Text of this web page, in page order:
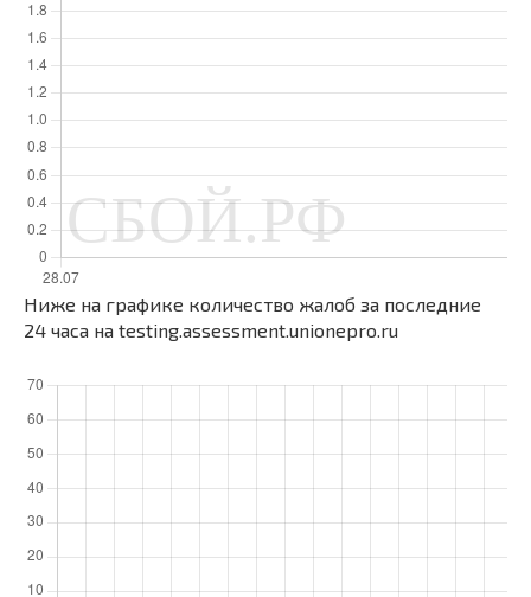
Ниже на графике количество жалоб за последние
24 часа на testing.assessment.unionepro.ru